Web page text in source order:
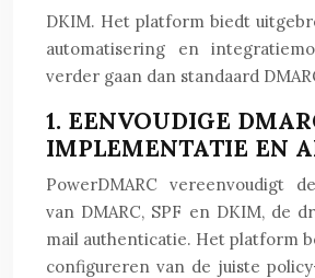
DKIM. Het platform biedt
automatisering en
verder gaan dan standaard
1. EENVOUDIGE
IMPLEMENTATIE EN
PowerDMARC vereenvoudigt
van DMARC, SPF en DKIM, de
mail authenticatie. Het platform
configureren van de juiste